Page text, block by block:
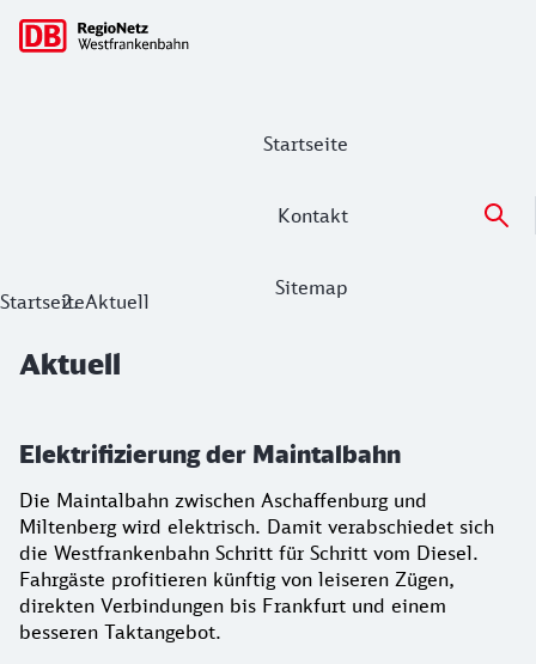
Startseite
Kontakt
Sitemap
Hauptnavigation
Aktuell
StartseiteAktuell
Aktuell
Elektrifizierung der Maintalbahn
Die Maintalbahn zwischen Aschaffenburg und
Miltenberg wird elektrisch. Damit verabschiedet sich
die Westfrankenbahn Schritt für Schritt vom Diesel.
Fahrgäste profitieren künftig von leiseren Zügen,
direkten Verbindungen bis Frankfurt und einem
besseren Taktangebot.